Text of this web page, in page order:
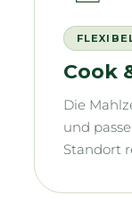
Cook
Die
und
Standort